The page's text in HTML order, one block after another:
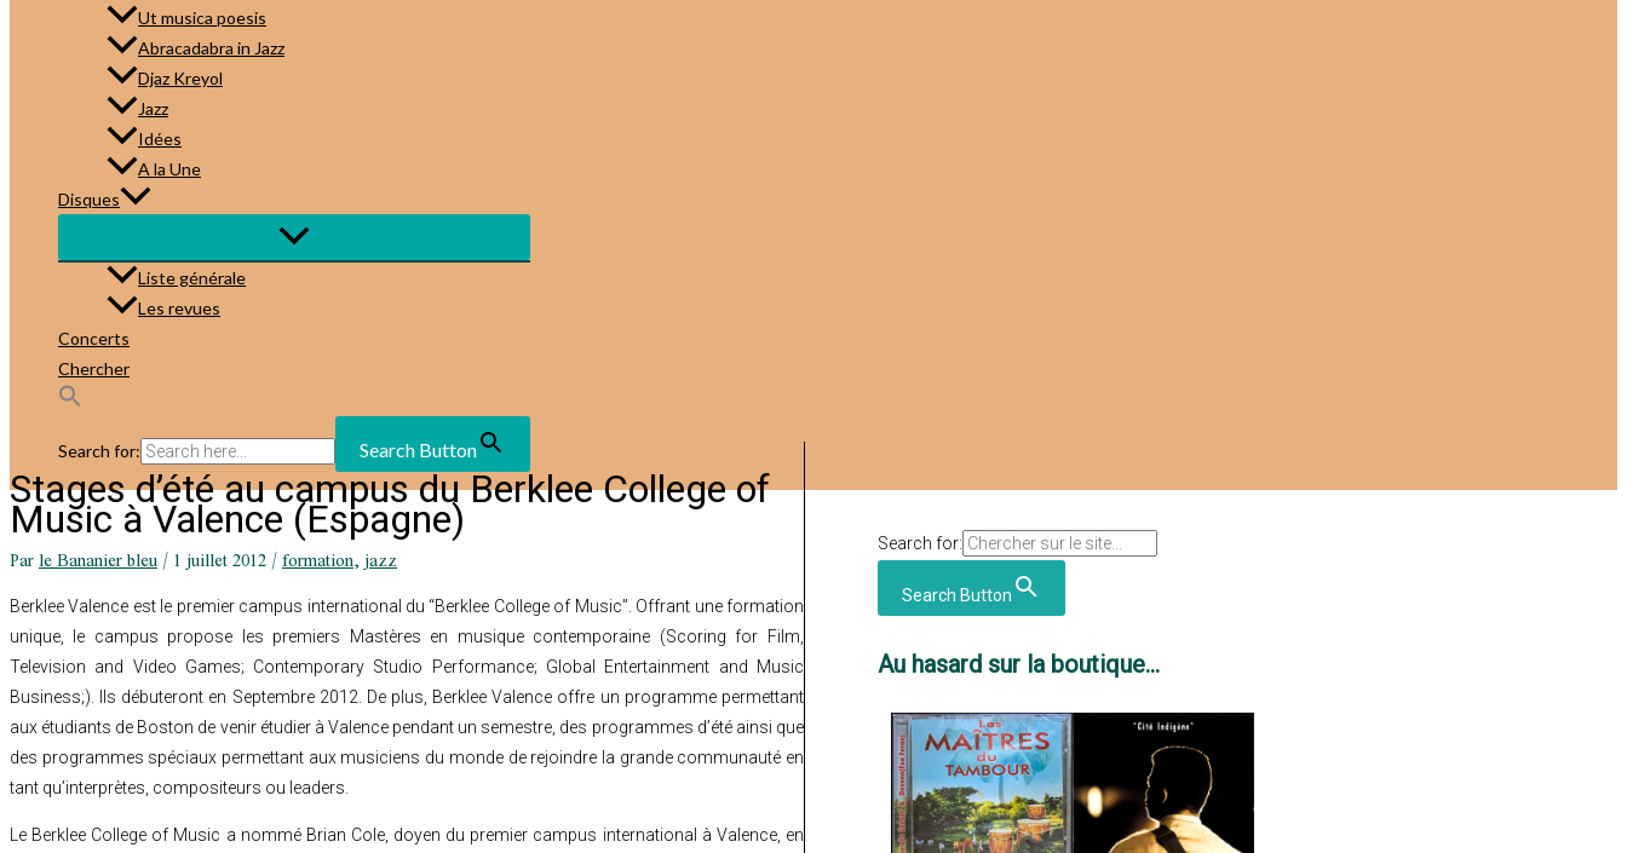
Ut musica poesis
Abracadabra in Jazz
Djaz Kreyol
Jazz
Idées
A la Une
Disques
Liste générale
Les revues
Concerts
Chercher
Search for: Search Button
Stages d’été au campus du Berklee College of
Music à Valence (Espagne)
Parle Bananier bleu/1 juillet 2012/formation,jazz
Berklee Valence est le premier campus international du “Berklee College of Music”. Offrant une formation
unique, le campus propose les premiers Mastères en musique contemporaine (Scoring for Film,
Television and Video Games; Contemporary Studio Performance; Global Entertainment and Music
Business;). Ils débuteront en Septembre 2012. De plus, Berklee Valence offre un programme permettant
aux étudiants de Boston de venir étudier à Valence pendant un semestre, des programmes d’été ainsi que
des programmes spéciaux permettant aux musiciens du monde de rejoindre la grande communauté en
tant qu’interprètes, compositeurs ou leaders.
Le Berklee College of Music a nommé Brian Cole, doyen du premier campus international à Valence, en
Search for:
Search Button
Au hasard sur la boutique...